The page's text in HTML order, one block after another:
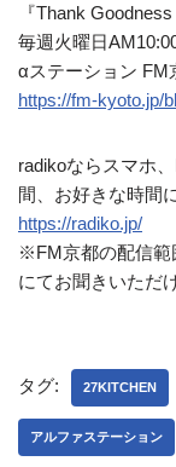
『Thank Goodness
毎週火曜日
αステーション FM
https://fm-kyoto.jp/
radikoならスマホ
間、お好きな時間
https://radiko.jp/
※FM京都の配信範
にてお聞きいただ
タグ: 27KITCHEN
アルファステーション